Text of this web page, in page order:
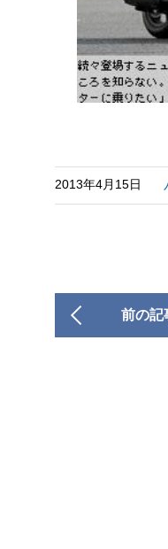
2013年4月15日
前の記